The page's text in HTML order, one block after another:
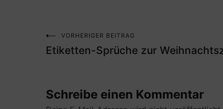
Beitragsnavigation
VORHERIGER BEITRAG
Etiketten-Sprüche zur
Schreibe einen Kommentar